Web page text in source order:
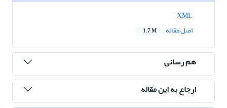
اصل مقاله
1.7 M
هم رسانی
ارجاع به این مقاله